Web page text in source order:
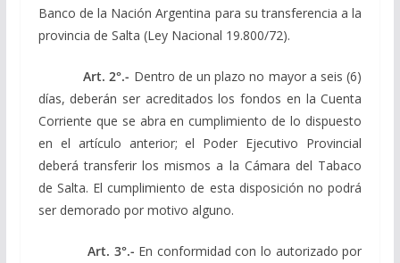
Banco de la Nación Argentina para su transferencia a la
provincia de Salta (Ley Nacional 19.800/72).
Art. 2°.- Dentro de un plazo no mayor a seis (6)
días, deberán ser acreditados los fondos en la Cuenta
Corriente que se abra en cumplimiento de lo dispuesto
en el artículo anterior; el Poder Ejecutivo Provincial
deberá transferir los mismos a la Cámara del Tabaco
de Salta. El cumplimiento de esta disposición no podrá
ser demorado por motivo alguno.
Art. 3°.- En conformidad con lo autorizado por